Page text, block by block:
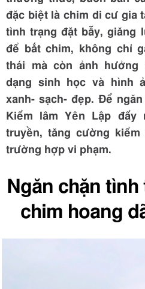
đặc biệt là chim di cư gia
tình trạng đặt bẫy, giăng
để bắt chim, không chỉ
thái mà còn ảnh hưởng
dạng sinh học và hình
xanh- sạch- đẹp. Để
Kiểm lâm Yên Lập đẩy
truyền, tăng cường
trường hợp vi phạm.
Ngăn chặn
chim hoang